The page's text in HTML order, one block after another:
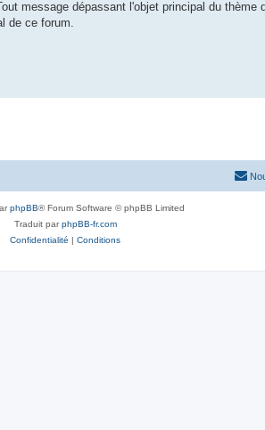
message dépassant l'objet principal du thème
de ce forum.
phpBB® Forum Software © phpBB Limited
Traduit parphpBB-fr.com
Confidentialité | Conditions